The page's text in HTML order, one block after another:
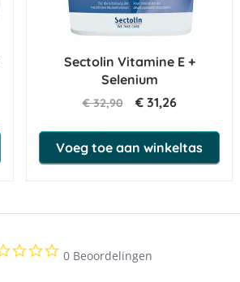
Sectolin Vitamine E +
Selenium
€ 32,90 € 31,26
Voeg toe aan winkeltas
0.0
star
0 Beoordelingen